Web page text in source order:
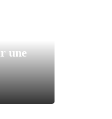
une